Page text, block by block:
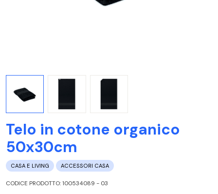
Telo in cotone organico
50x30cm
CASA E LIVING ACCESSORI CASA
CODICE PRODOTTO: 100534089 - 03